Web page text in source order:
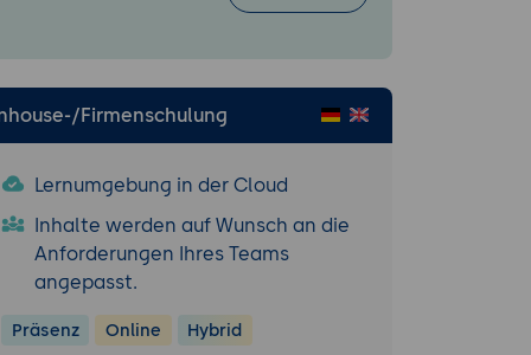
zu
Template.
Firmenschulung
Lernumgebung in der Cloud
Inhalte werden auf Wunsch an die
Anforderungen Ihres Teams
angepasst.
Präsenz Online Hybrid